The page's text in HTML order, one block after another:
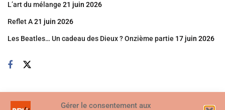
Gérer le consentement aux
L’art du mélange 21 juin 2026
Reflet A21 juin 2026
Les Beatles… Un cadeau des Dieux ? Onzième partie 17 juin 2026